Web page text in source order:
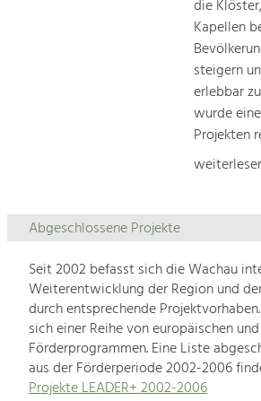
die
Kapellen
steigern
erlebbar
wurde
Projekten
Abgeschlossene Projekte
Seit 2002 befasst sich die Wachau
Weiterentwicklung der Region und
durch entsprechende
sich einer Reihe von europäischen
Förderprogrammen. Eine Liste
aus der Förderperiode 2002-2006
Projekte LEADER+ 2002-2006